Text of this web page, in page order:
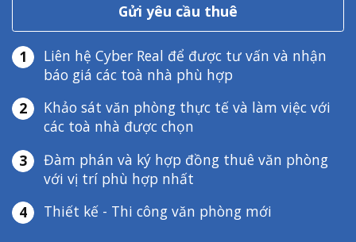
Gửi yêu cầu thuê
1
Liên hệ Cyber Real để được tư vấn và nhận
báo giá các toà nhà phù hợp
2
Khảo sát văn phòng thực tế và làm việc với
các toà nhà được chọn
3
Đàm phán và ký hợp đồng thuê văn phòng
với vị trí phù hợp nhất
4
Thiết kế - Thi công văn phòng mới